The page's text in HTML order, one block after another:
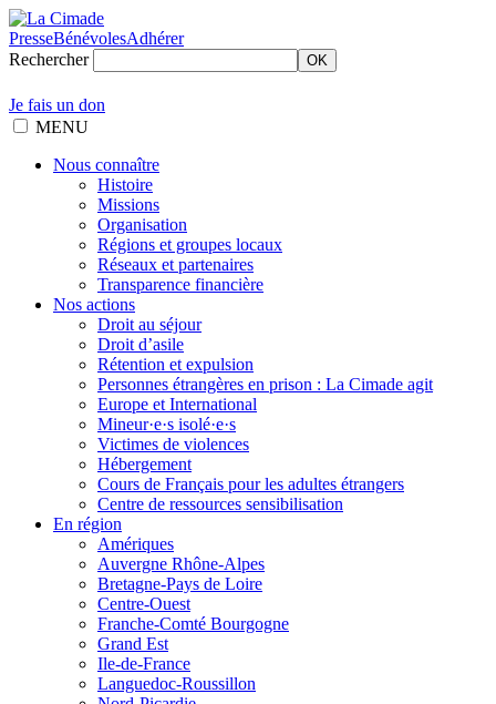
PresseBénévolesAdhérer
Rechercher
OK
Je fais un don
MENU
Nous connaître
Histoire
Missions
Organisation
Régions et groupes locaux
Réseaux et partenaires
Transparence financière
Nos actions
Droit au séjour
Droit d’asile
Rétention et expulsion
Personnes étrangères en prison : La Cimade agit
Europe et International
Mineur·e·s isolé·e·s
Victimes de violences
Hébergement
Cours de Français pour les adultes étrangers
Centre de ressources sensibilisation
En région
Amériques
Auvergne Rhône-Alpes
Bretagne-Pays de Loire
Centre-Ouest
Franche-Comté Bourgogne
Grand Est
Ile-de-France
Languedoc-Roussillon